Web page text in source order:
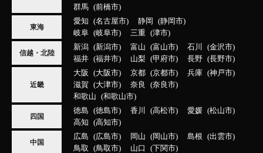
群馬
前橋市
東海
愛知 名古屋市 静岡
静岡市
岐阜
岐阜市 三重 津市
信越・北陸
新潟 新潟市 富山 富山市 石川
金沢市
福井
福井市 山梨 甲府市 長野 長野市
近畿
大阪 大阪市 京都 京都市 兵庫
神戸市
滋賀
大津市 奈良
奈良市
和歌山
和歌山市
四国
徳島 徳島市 香川 高松市 愛媛
松山市
高知
高知市
中国
広島 広島市 岡山 岡山市 島根
出雲市
鳥取
鳥取市 山口 下関市